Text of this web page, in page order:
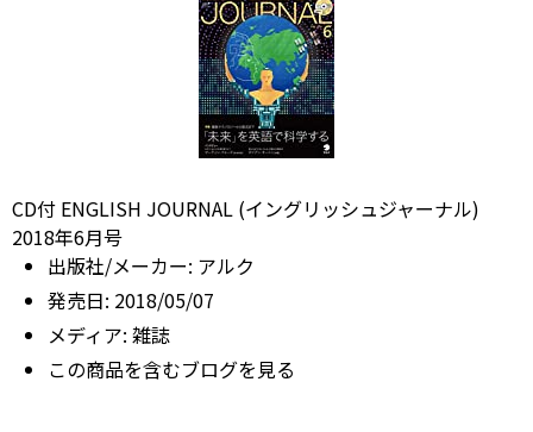
CD付 ENGLISH JOURNAL (イングリッシュジャーナル)
2018年6月号
出版社/メーカー: アルク
発売日: 2018/05/07
メディア: 雑誌
この商品を含むブログを見る